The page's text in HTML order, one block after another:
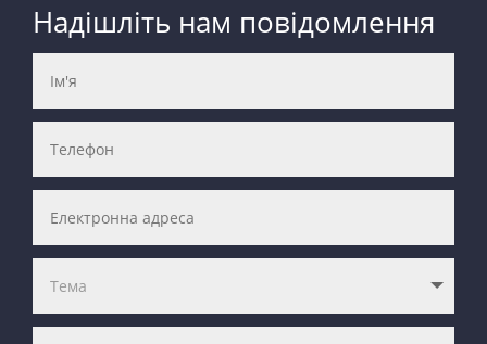
Надішліть нам повідомлення